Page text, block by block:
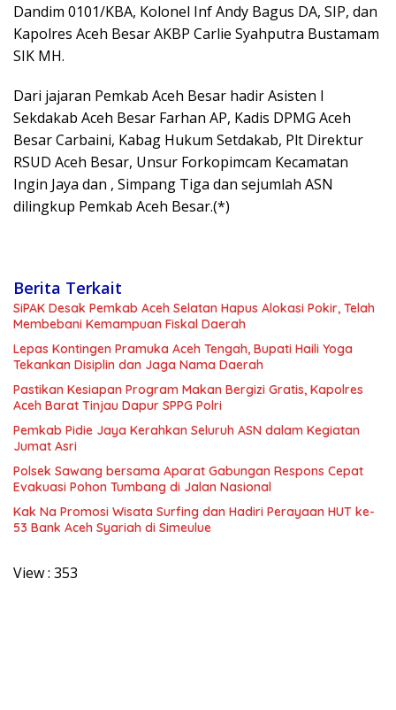
Dandim 0101/KBA, Kolonel Inf Andy Bagus DA, SIP, dan
Kapolres Aceh Besar AKBP Carlie Syahputra Bustamam
SIK MH.
Dari jajaran Pemkab Aceh Besar hadir Asisten I
Sekdakab Aceh Besar Farhan AP, Kadis DPMG Aceh
Besar Carbaini, Kabag Hukum Setdakab, Plt Direktur
RSUD Aceh Besar, Unsur Forkopimcam Kecamatan
Ingin Jaya dan , Simpang Tiga dan sejumlah ASN
dilingkup Pemkab Aceh Besar.(*)
Berita Terkait
SiPAK Desak Pemkab Aceh Selatan Hapus Alokasi Pokir, Telah
Membebani Kemampuan Fiskal Daerah
Lepas Kontingen Pramuka Aceh Tengah, Bupati Haili Yoga
Tekankan Disiplin dan Jaga Nama Daerah
Pastikan Kesiapan Program Makan Bergizi Gratis, Kapolres
Aceh Barat Tinjau Dapur SPPG Polri
Pemkab Pidie Jaya Kerahkan Seluruh ASN dalam Kegiatan
Jumat Asri
Polsek Sawang bersama Aparat Gabungan Respons Cepat
Evakuasi Pohon Tumbang di Jalan Nasional
Kak Na Promosi Wisata Surfing dan Hadiri Perayaan HUT ke-
53 Bank Aceh Syariah di Simeulue
View : 353